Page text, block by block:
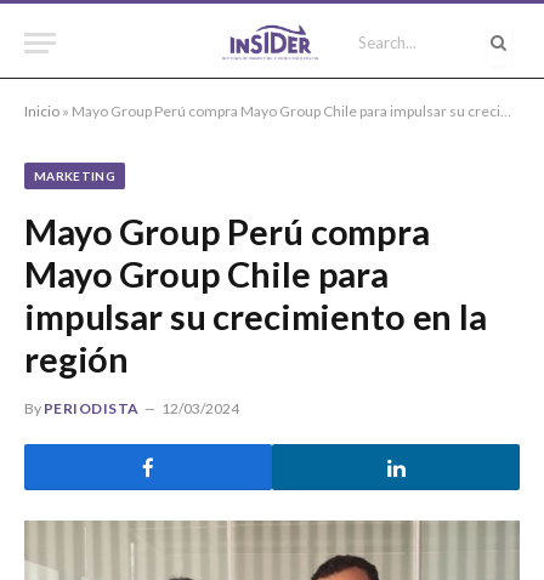
Inicio » Mayo Group Perú compra Mayo Group Chile para impulsar su crecimiento en la región
MARKETING
Mayo Group Perú compra
Mayo Group Chile para
impulsar su crecimiento en la
región
By PERIODISTA 12/03/2024